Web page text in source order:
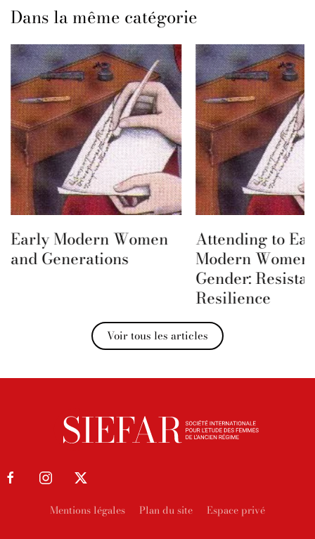
Dans la même catégorie
Early Modern Women
and Generations
Attending to
Modern Women
Gender:
Resilience
Voir tous les articles
Mentions légales Plan du site Espace privé